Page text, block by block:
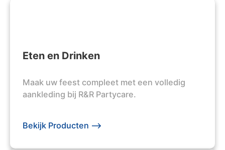
Eten en Drinken
Maak uw feest compleet met een volledig
aankleding bij R&R Partycare.
Bekijk Producten -->